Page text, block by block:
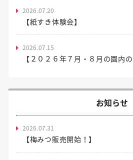
2026.07.20
【紙すき体験会】
2026.07.15
【２０２６年７月・８月の園内
お知らせ
2026.07.31
【梅みつ販売開始！】